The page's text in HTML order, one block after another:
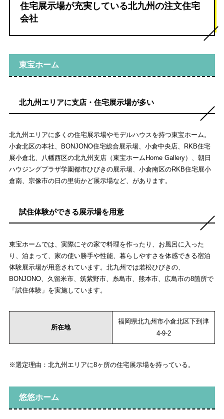
住宅展示場が充実している北九州の注文住宅
会社
東宝ホーム
北九州エリアに支店・住宅展示場が多い
北九州エリアに多くの住宅展示場やモデルハウスを持つ東宝ホーム。
小倉北区の本社、BONJONO住宅総合展示場、小倉中央店、RKB住宅
展小倉北、八幡西区の北九州支店（東宝ホームHome Gallery）、朝日
ハウジングプラザ学園都市ひびきの展示場、小倉南区のRKB住宅展小
倉南、宗像市の日の里街かど展示場など、があります。
試住体験ができる展示場を用意
東宝ホームでは、実際にその家で料理を作ったり、お風呂に入った
り、泊まって、家の使い勝手や性能、暮らしやすさを体感できる宿泊
体験展示場が用意されています。北九州では若松ひびきの、
BONJONO、久留米市、筑紫野市、糸島市、熊本市、広島市の8箇所で
「試住体験」を実施しています。
所在地
福岡県北九州市小倉北区下到津
4-9-2
※選定理由：北九州エリアに8ヶ所の住宅展示場を持っている。
悠悠ホーム